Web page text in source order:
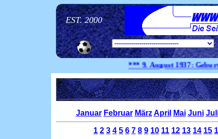
EST. 2000
*** 9. August1937:Geburtstag
Januar Februar März April Mai Juni
1 2 3 4 5 6 7 8 9 10 11 12 13 14 15